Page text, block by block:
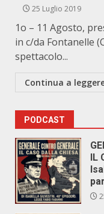
25 Luglio 2019
1o – 11 Agosto,
in c/da Fontanelle
spettacolo...
Continua a
PODCAST
IL